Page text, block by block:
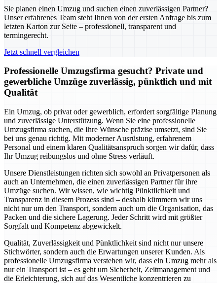
Sie planen einen Umzug und suchen einen zuverlässigen Partner?
Unser erfahrenes Team steht Ihnen von der ersten Anfrage bis zum
letzten Karton zur Seite – professionell, transparent und
termingerecht.
Jetzt schnell vergleichen
Professionelle Umzugsfirma gesucht? Private und
gewerbliche Umzüge zuverlässig, pünktlich und mit
Qualität
Ein Umzug, ob privat oder gewerblich, erfordert sorgfältige Planung
und zuverlässige Unterstützung. Wenn Sie eine professionelle
Umzugsfirma suchen, die Ihre Wünsche präzise umsetzt, sind Sie
bei uns genau richtig. Mit moderner Ausrüstung, erfahrenem
Personal und einem klaren Qualitätsanspruch sorgen wir dafür, dass
Ihr Umzug reibungslos und ohne Stress verläuft.
Unsere Dienstleistungen richten sich sowohl an Privatpersonen als
auch an Unternehmen, die einen zuverlässigen Partner für ihre
Umzüge suchen. Wir wissen, wie wichtig Pünktlichkeit und
Transparenz in diesem Prozess sind – deshalb kümmern wir uns
nicht nur um den Transport, sondern auch um die Organisation, das
Packen und die sichere Lagerung. Jeder Schritt wird mit größter
Sorgfalt und Kompetenz abgewickelt.
Qualität, Zuverlässigkeit und Pünktlichkeit sind nicht nur unsere
Stichwörter, sondern auch die Erwartungen unserer Kunden. Als
professionelle Umzugsfirma verstehen wir, dass ein Umzug mehr als
nur ein Transport ist – es geht um Sicherheit, Zeitmanagement und
die Erleichterung, sich auf das Wesentliche konzentrieren zu